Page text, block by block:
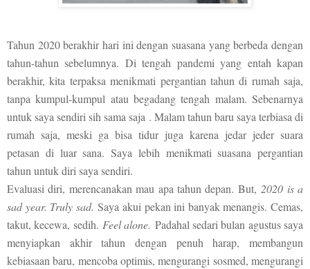
Tahun 2020 berakhir hari ini dengan suasana yang berbeda dengan
tahun-tahun sebelumnya. Di tengah pandemi yang entah kapan
berakhir, kita terpaksa menikmati pergantian tahun di rumah saja,
tanpa kumpul-kumpul atau begadang tengah malam. Sebenarnya
untuk saya sendiri sih sama saja . Malam tahun baru saya terbiasa di
rumah saja, meski ga bisa tidur juga karena jedar jeder suara
petasan di luar sana. Saya lebih menikmati suasana pergantian
tahun untuk diri saya sendiri.
Evaluasi diri, merencanakan mau apa tahun depan. But,2020 is a
sad year. Truly sad. Saya akui pekan ini banyak menangis. Cemas,
takut, kecewa, sedih. Feel alone. Padahal sedari bulan agustus saya
menyiapkan akhir tahun dengan penuh harap, membangun
kebiasaan baru, mencoba optimis, mengurangi sosmed, mengurangi